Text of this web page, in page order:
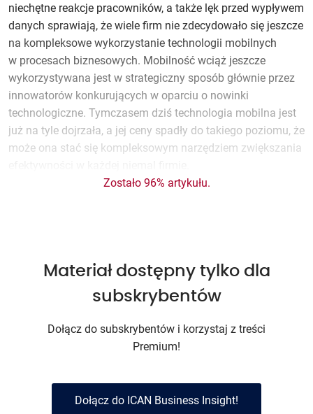
niechętne reakcje pracowników, a także lęk przed wypływem
danych sprawiają, że wiele firm nie zdecydowało się jeszcze
na kompleksowe wykorzystanie technologii mobilnych
w procesach biznesowych. Mobilność wciąż jeszcze
wykorzystywana jest w strategiczny sposób głównie przez
innowatorów konkurujących w oparciu o nowinki
technologiczne. Tymczasem dziś technologia mobilna jest
już na tyle dojrzała, a jej ceny spadły do takiego poziomu, że
może ona stać się kompleksowym narzędziem zwiększania
Zostało 96% artykułu.
Materiał dostępny tylko dla
subskrybentów
Dołącz do subskrybentów i korzystaj z treści
Premium!
Dołącz do ICAN Business Insight!